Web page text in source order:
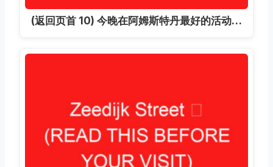
(返回页首 10) 今晚在阿姆斯特丹最好的活动…